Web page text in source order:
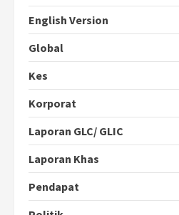
English Version
Global
Kes
Korporat
Laporan GLC/ GLIC
Laporan Khas
Pendapat